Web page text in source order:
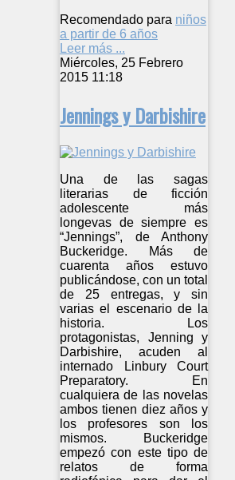
Recomendado para niños
a partir de 6 años
Leer más ...
Miércoles, 25 Febrero
2015 11:18
Jennings y Darbishire
Una de las sagas
literarias de ficción
adolescente más
longevas de siempre es
“Jennings”, de Anthony
Buckeridge. Más de
cuarenta años estuvo
publicándose, con un total
de 25 entregas, y sin
varias el escenario de la
historia. Los
protagonistas, Jenning y
Darbishire, acuden al
internado Linbury Court
Preparatory. En
cualquiera de las novelas
ambos tienen diez años y
los profesores son los
mismos. Buckeridge
empezó con este tipo de
relatos de forma